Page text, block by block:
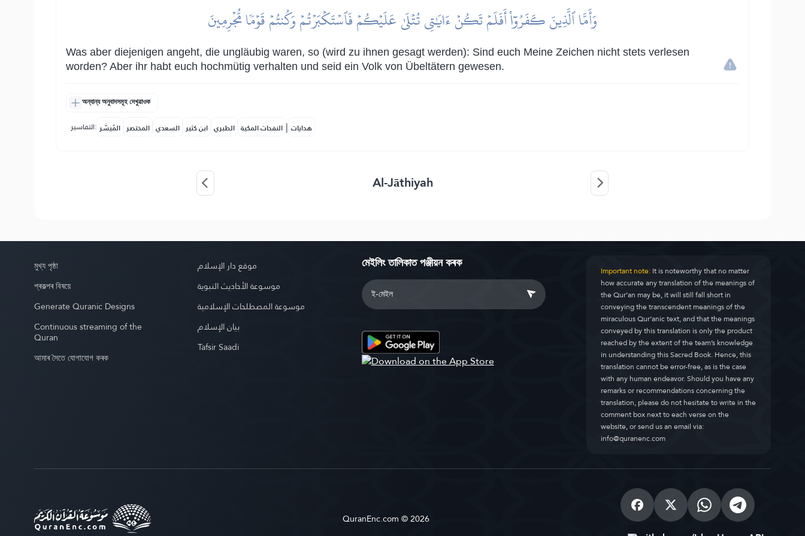
وَأَمَّا ٱلَّذِينَ كَفَرُوٓاْ أَفَلَمۡ تَكُنۡ ءَايَٰتِي تُتۡلَىٰ عَلَيۡكُمۡ فَٱسۡتَكۡبَرۡتُمۡ وَكُنتُمۡ قَوۡمٗا مُّجۡرِمِينَ
Was aber diejenigen angeht, die ungläubig waren, so (wird zu ihnen gesagt werden): Sind euch Meine Zeichen nicht stets verlesen
worden? Aber ihr habt euch hochmütig verhalten und seid ein Volk von Übeltätern gewesen.
অন্যান্য অনুবাদসমূহ দেখুৱাওক
التفاسير: المُيسَّر المختصر السعدي ابن كثير الطبري النفحات المكية | هدايات
Al-Jāthiyah
মুখ্য পৃষ্ঠা
প্ৰকল্পৰ বিষয়ে
Generate Quranic Designs
Continuous streaming of the
Quran
আমাৰ সৈতে যোগাযোগ কৰক
موقع دار الإسلام
موسوعة الأحاديث النبوية
موسوعة المصطلحات الإسلامية
بيان الإسلام
Tafsir Saadi
মেইলিং তালিকাত পঞ্জীয়ন কৰক Important note:It is noteworthy that no matter
how accurate any translation of the meanings of
the Qur’an may be, it will still fall short in
conveying the transcendent meanings of the
miraculous Qur’anic text, and that the meanings
conveyed by this translation is only the product
reached by the extent of the team’s knowledge
in understanding this Sacred Book. Hence, this
translation cannot be error-free, as is the case
with any human endeavor. Should you have any
remarks or recommendations concerning the
translation, please do not hesitate to write in the
comment box next to each verse on the
website, or send us an email via:
info@quranenc.com
QuranEnc.com © 2026